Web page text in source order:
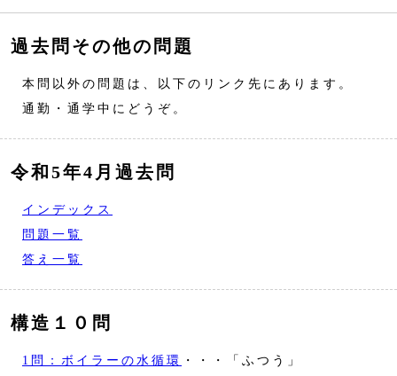
過去問その他の問題
本問以外の問題は、以下のリンク先にあります。
通勤・通学中にどうぞ。
令和5年4月過去問
インデックス
問題一覧
答え一覧
構造１０問
1問：ボイラーの水循環 ・・・「ふつう」